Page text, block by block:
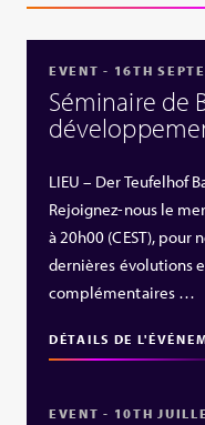
EVENT - 16TH
Séminaire de
LIEU – Der Teufelhof
Rejoignez-nous le
à 20h00 (CEST), pour
dernières évolutions
complémentaires …
DÉTAILS DE
EVENT - 10TH